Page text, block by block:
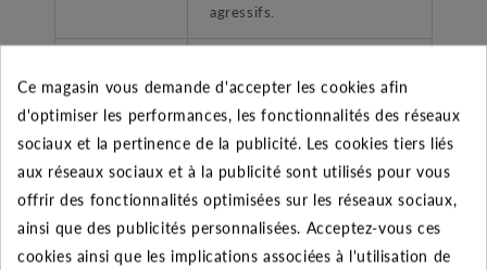
agressifs.
Type de
refoulement
Femelle taraudé
Plage de
température
liquide
-10°C à +50°C
Ce magasin vous demande d'accepter les cookies afin
d'optimiser les performances, les fonctionnalités des réseaux
sociaux et la pertinence de la publicité. Les cookies tiers liés
aux réseaux sociaux et à la publicité sont utilisés pour vous
offrir des fonctionnalités optimisées sur les réseaux sociaux,
ainsi que des publicités personnalisées. Acceptez-vous ces
cookies ainsi que les implications associées à l'utilisation de